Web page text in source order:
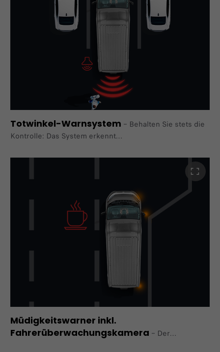
Totwinkel-Warnsystem – Behalten Sie stets die
Kontrolle: Das System erkennt
in Echtzeit. Je näher das Hindernis rückt, desto
wird das Warnsignal, bis die Gefahr vorbei ist und der
Im Paket "City Plus" verfügbar.
Müdigkeitswarner inkl.
Fahrerüberwachungskamera​ – Der